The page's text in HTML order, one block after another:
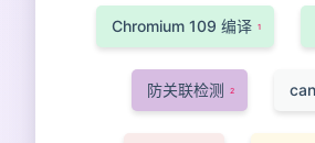
Chromium 109 编译 1
防关联检测 2